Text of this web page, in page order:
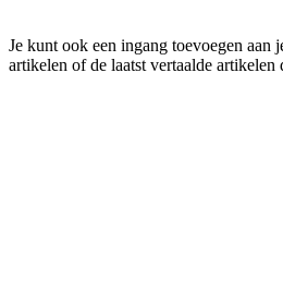
Je kunt ook een ingang toevoegen
artikelen of de laatst vertaalde